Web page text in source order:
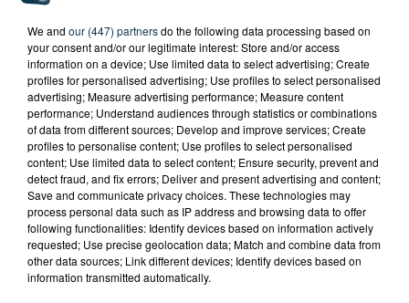
SAINT-ETIENNE : UN ENFANT DÉCÈDE APRÈS
UNE CHUTE DU 8E ÉTAGE
We and our (447) partnersdo the following data processing based on
your consent and/or our legitimate interest: Store and/or access
information on a device; Use limited data to select advertising; Create
profiles for personalised advertising; Use profiles to select personalised
advertising; Measure advertising performance; Measure content
performance; Understand audiences through statistics or combinations
of data from different sources; Develop and improve services; Create
profiles to personalise content; Use profiles to select personalised
content; Use limited data to select content; Ensure security, prevent and
detect fraud, and fix errors; Deliver and present advertising and content;
Save and communicate privacy choices. These technologies may
process personal data such as IP address and browsing data to offer
following functionalities: Identify devices based on information actively
requested; Use precise geolocation data; Match and combine data from
other data sources; Link different devices; Identify devices based on
information transmitted automatically.